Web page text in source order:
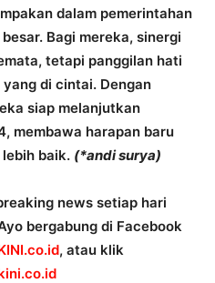
dalam pemerintahan
Bagi mereka, sinergi
tetapi panggilan hati
di cintai. Dengan
siap melanjutkan
membawa harapan baru
baik. (*andi surya)
news setiap hari
bergabung di Facebook
, atau klik